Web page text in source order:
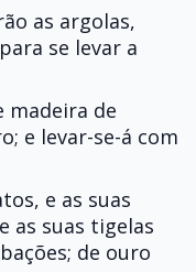
as argolas,
se levar a
madeira de
e levar-se-á com
e as suas
as suas tigelas
de ouro